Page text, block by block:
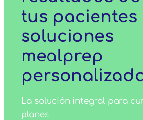
tus pacientes
soluciones
mealprep
La solución integral para
planes